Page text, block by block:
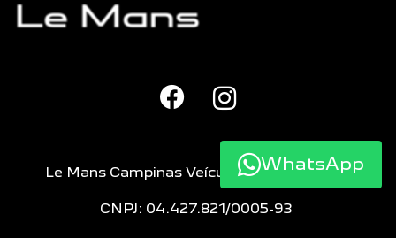
Le Mans Campinas Veículos e Peças LTDA
CNPJ: 04.427.821/0005-93
WhatsApp